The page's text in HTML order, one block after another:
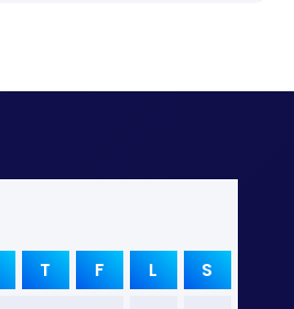
T F L S